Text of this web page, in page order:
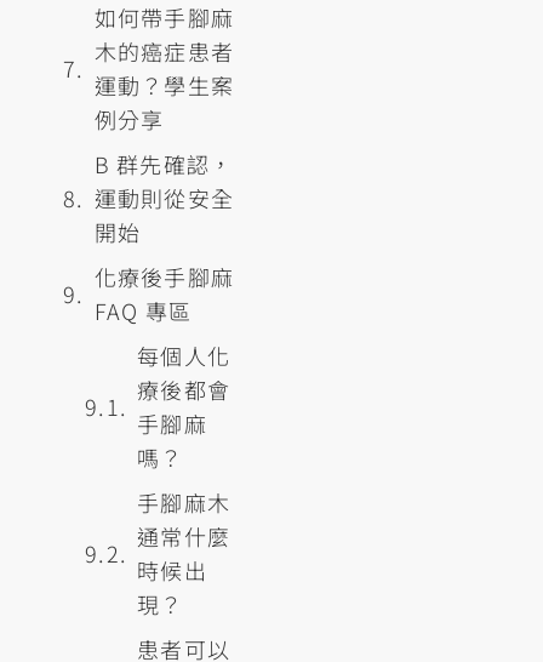
如何帶手腳麻
木的癌症患者
運動？學生案
例分享
B 群先確認，
運動則從安全
開始
化療後手腳麻
FAQ 專區
每個人化
療後都會
手腳麻
嗎？
手腳麻木
通常什麼
時候出
現？
患者可以